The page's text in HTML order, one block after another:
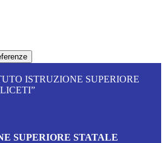
ISTRUZIONE SUPERIORE
SUPERIORE STATALE